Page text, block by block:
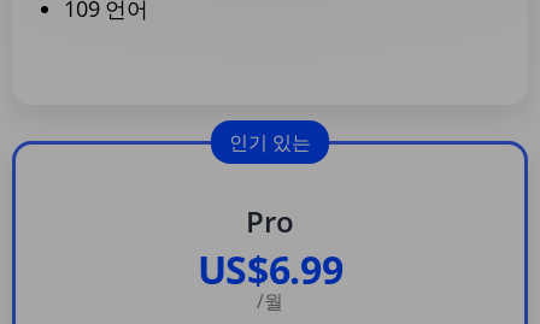
109 언어
Pro
US$6.99
/월
인기 있는